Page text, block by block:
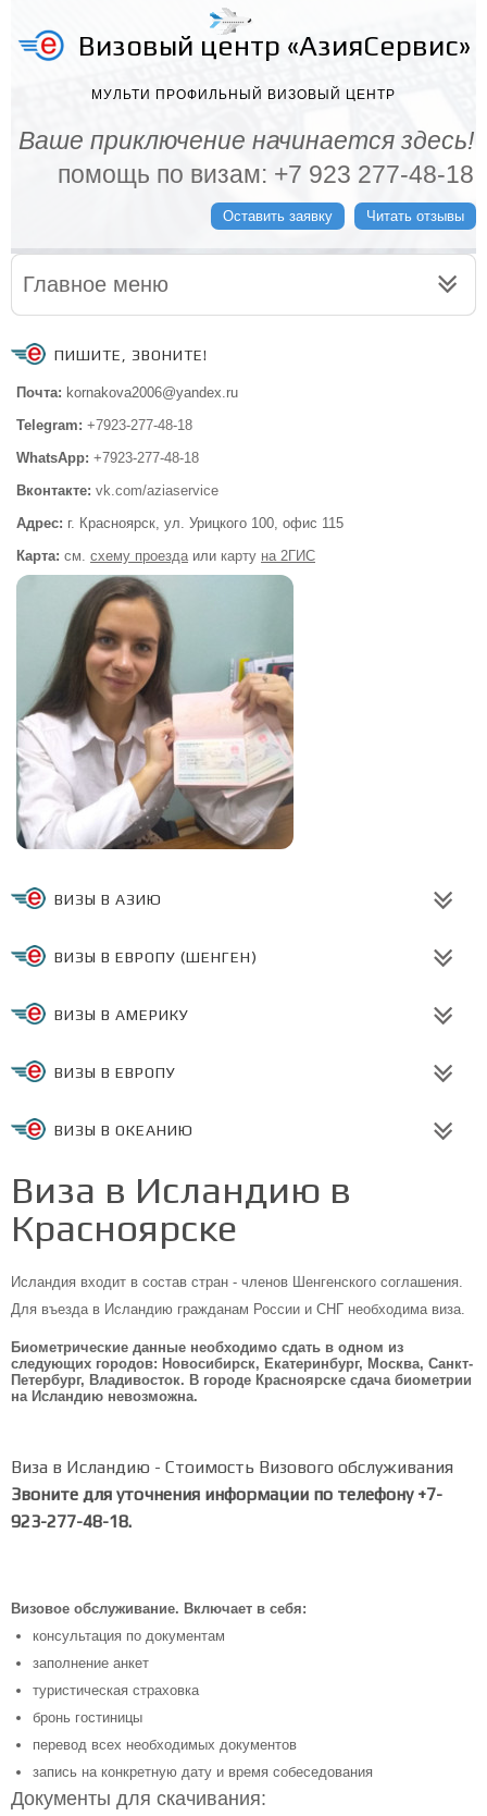
Визовый центр «АзияСервис»
МУЛЬТИ ПРОФИЛЬНЫЙ ВИЗОВЫЙ ЦЕНТР
Ваше приключение начинается здесь!
помощь по визам: +7 923 277-48-18
Оставить заявку Читать отзывы
Главное меню
ПИШИТЕ, ЗВОНИТЕ!
Почта: kornakova2006@yandex.ru
Telegram: +7923-277-48-18
WhatsApp: +7923-277-48-18
Вконтакте: vk.com/aziaservice
Адрес: г. Красноярск, ул. Урицкого 100, офис 115
Карта: см. схему проездаили карту на 2ГИС
ВИЗЫ В АЗИЮ
ВИЗЫ В ЕВРОПУ (ШЕНГЕН)
ВИЗЫ В АМЕРИКУ
ВИЗЫ В ЕВРОПУ
ВИЗЫ В ОКЕАНИЮ
Виза в Исландию в
Красноярске
Исландия входит в состав стран - членов Шенгенского соглашения.
Для въезда в Исландию гражданам России и СНГ необходима виза.
Биометрические данные необходимо сдать в одном из
следующих городов: Новосибирск, Екатеринбург, Москва, Санкт-
Петербург, Владивосток. В городе Красноярске сдача биометрии
на Исландию невозможна.
Виза в Исландию - Стоимость Визового обслуживания
Звоните для уточнения информации по телефону +7-
923-277-48-18.
Визовое обслуживание. Включает в себя:
консультация по документам
заполнение анкет
туристическая страховка
бронь гостиницы
перевод всех необходимых документов
запись на конкретную дату и время собеседования
Документы для скачивания: